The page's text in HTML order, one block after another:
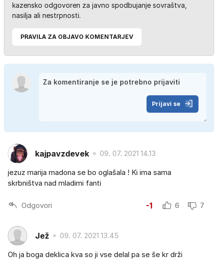
kazensko odgovoren za javno spodbujanje sovraštva,
nasilja ali nestrpnosti.
PRAVILA ZA OBJAVO KOMENTARJEV
Prijavi se
kajpavzdevek 09. 07. 2021 14.13
jezuz marija madona se bo oglašala ! Ki ima sama
skrbništva nad mladimi fanti
Odgovori -1 6 7
Jež 09. 07. 2021 13.45
Oh ja boga deklica kva so ji vse delal pa se še kr drži